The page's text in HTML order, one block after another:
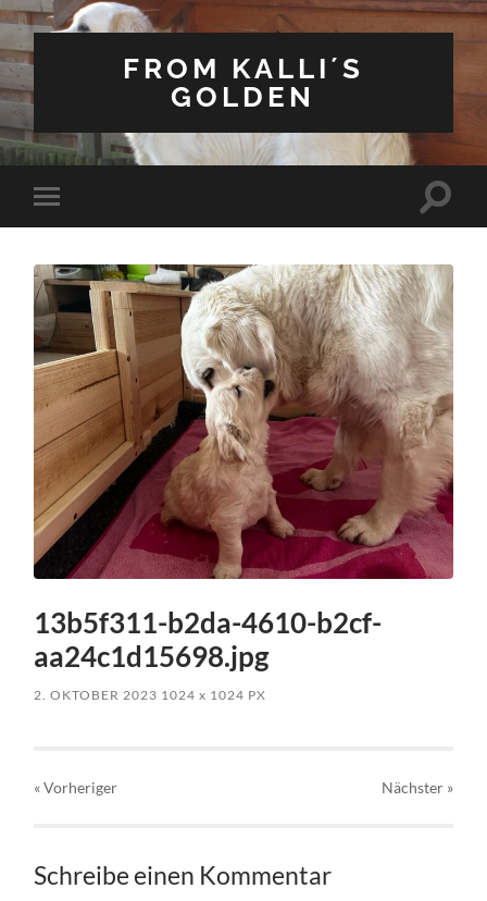
FROM KALLI´S
GOLDEN
Mobile-
Menü
13b5f311-b2da-4610-b2cf-
aa24c1d15698.jpg
2. OKTOBER 2023 1024x 1024 PX
« Vorheriger Nächster »
Schreibe einen Kommentar